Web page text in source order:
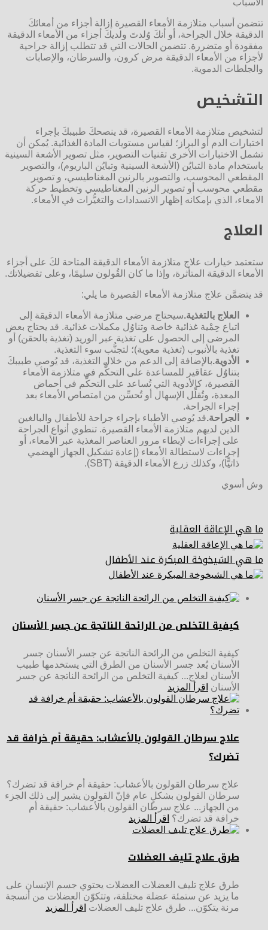
تتضمن أسباب متلازمة الأمعاء القصيرة إزالة أجزاء من أمعائكَ
الدقيقة خلال الجراحة، أو أنكَ وُلدتَ ولديكَ أجزاء من الأمعاء الدقيقة
مفقودة أو متضررة. تتضمن الحالات التي قد تتطلب إزالة جراحية
لأجزاء من الأمعاء الدقيقة مرض كرون، والسرطان، والإصابات
والجلطات الدموية.
التشخيص
لتشخيص متلازمة الأمعاء القصيرة، قد ينصحكَ طبيبكَ بإجراء
اختبارات الدم أو البراز؛ لقياس مستويات المادة الغذائية. يُمكن أن
تشمل الاختبارات الأخرى تقنيات التصوير، مثل تصوير الأشعة السينية
باستخدام مادة التبايُن (الأشعة السينية وتبايُن الباريوم)، والتصوير
المقطعي المحوسب، والتصوير بالرنين المغناطيسي، و تصوير
مقطعي محوسب أو تصوير الرنين المغناطيسي وتخطيط حركة
الامعاء، الذي بإمكانه إظهار الانسدادات والتغيُّرات في الأمعاء.
العلاج
ستعتمد خيارات علاج متلازمة الأمعاء الدقيقة المتاحة لكَ على أجزاء
الأمعاء الدقيقة المتأثرة، وإذا ما كان القُولون سليمًا، وعلى تفضيلاتك.
قد يتضمَّن علاج متلازمة الأمعاء القصيرة ما يلي:
العلاج بالتغذية.سيحتاج مرضى متلازمة الأمعاء الدقيقة إلى
اتباع حِمْية غذائية خاصة وتناوُل مكملات غذائية. قد يحتاج بعض
المرضى إلى الحصول على تغذية عبر الوريد (تغذية بالحقن) أو
تغذية بالأنبوب (تغذية معوية)؛ لتجنُّب سوء التغذية.
الأدوية.بالإضافة إلى الدعم من خلال التغذية، قد يُوصي طبيبكَ
بتناوُل عقاقير للمساعدة على التحكُّم في متلازمة الأمعاء
القصيرة، كالأدوية التي تُساعد على التحكُّم في أحماض
المعدة، وتُقلِّل الإسهال أو تُحسِّن من امتصاص الأمعاء بعد
إجراء الجراحة.
الجراحة.قد يُوصي الأطباء بإجراء جراحة للأطفال والبالغين
الذين لديهم متلازمة الأمعاء القصيرة. تنطوي أنواع الجراحة
على إجراءات لإبطاء مرور العناصر المغذية عبر الأمعاء، أو
إجراءات لاستطالة الأمعاء (إعادة تشكيل الجهاز الهضمي
ذاتيًّا)، وكذلك زرع الأمعاء الدقيقة (SBT).
وش أسوي
ما هي الإعاقة العقلية
ما هي الشيخوخة المبكرة عند الأطفال
كيفية التخلص من الرائحة الناتجة عن جسر الأسنان
كيفية التخلص من الرائحة الناتجة عن جسر الأسنان جسر
الأسنان يُعد جسر الأسنان من الطرق التي يستخدمها طبيب
الأسنان لعلاج... كيفية التخلص من الرائحة الناتجة عن جسر
الأسنان اقرأ المزيد
علاج سرطان القولون بالأعشاب: حقيقة أم خرافة قد
تضرك؟
علاج سرطان القولون بالأعشاب: حقيقة أم خرافة قد تضرك؟
سرطان القولون بشكلٍ عام فإنّ القولون يشير إلى ذلك الجزء
من الجهاز... علاج سرطان القولون بالأعشاب: حقيقة أم
خرافة قد تضرك؟ اقرأ المزيد
طرق علاج تليف العضلات
طرق علاج تليف العضلات العضلات يحتوي جسم الإنسان على
ما يزيد عن ستمئة عضلة مختلفة، وتتكوّن العضلات من أنسجة
مرنة يتكوّن... طرق علاج تليف العضلات اقرأ المزيد